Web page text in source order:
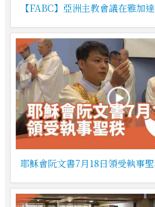
【FABC】亞洲主教會議在雅加
耶穌會阮文書7月18日領受執事